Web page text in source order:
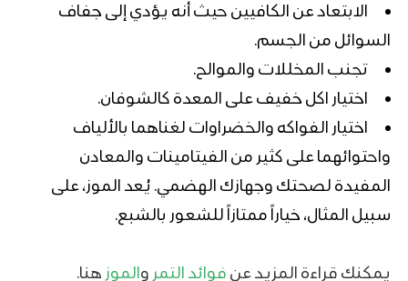
الابتعاد عن الكافيين حيث أنه يؤدي إلى جفاف
السوائل من الجسم.
تجنب المخللات والموالح.
اختيار اكل خفيف على المعدة كالشوفان.
اختيار الفواكه والخضراوات لغناهما بالألياف
واحتوائهما على كثير من الفيتامينات والمعادن
المفيدة لصحتك وجهازك الهضمي. يُعد الموز، على
سبيل المثال، خياراً ممتازاً للشعور بالشبع.
يمكنك قراءة المزيد عن فوائد التمر والموز هنا.